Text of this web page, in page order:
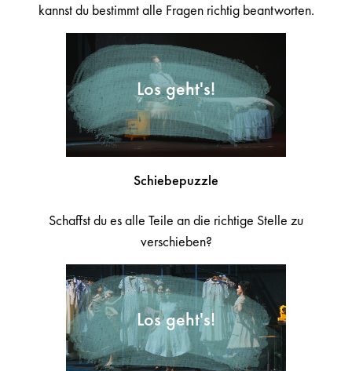
kannst du bestimmt alle Fragen richtig beantworten.
Schiebepuzzle
Schaffst du es alle Teile an die richtige Stelle zu
verschieben?